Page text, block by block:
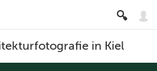
in Kiel